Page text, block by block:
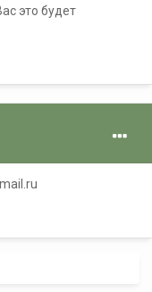
это будет